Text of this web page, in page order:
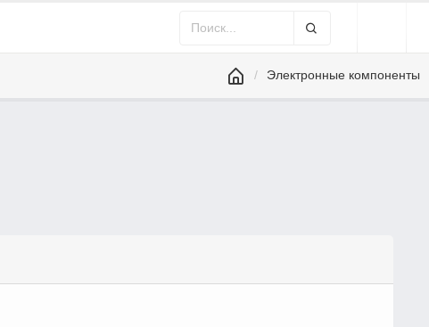
Электронные компоненты